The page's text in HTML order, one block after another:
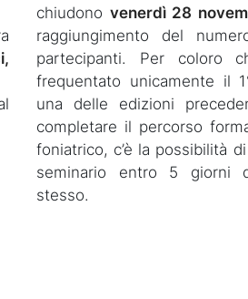
chiudono venerdì 28
raggiungimento del
partecipanti. Per coloro
frequentato unicamente il
una delle edizioni
completare il percorso
foniatrico, c’è la possibilità
seminario entro 5 giorni
stesso.